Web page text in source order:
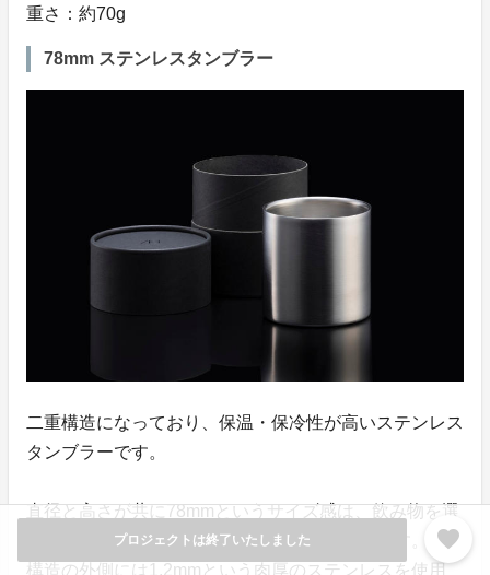
プロジェクトは終了いたしました favorite
重さ：約70g
78mm ステンレスタンブラー
二重構造になっており、保温・保冷性が高いステンレス
タンブラーです。
直径と高さが共に78mmというサイズ感は、飲み物を選
ばない高い汎用性のある大きさとなっております。二重
構造の外側には1.2mmという肉厚のステンレスを使用